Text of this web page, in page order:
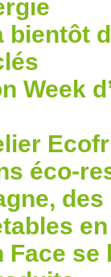
bientôt
Week
éco-
Face se